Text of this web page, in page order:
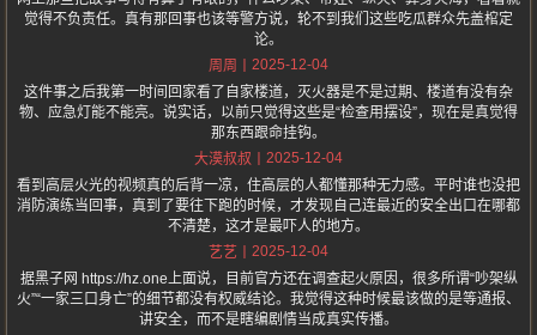
觉得不负责任。真有那回事也该等警方说，轮不到我们这些吃瓜群众先盖棺定
论。
周周
2025-12-04
这件事之后我第一时间回家看了自家楼道，灭火器是不是过期、楼道有没有杂
物、应急灯能不能亮。说实话，以前只觉得这些是“检查用摆设”，现在是真觉得
那东西跟命挂钩。
大漠叔叔
2025-12-04
看到高层火光的视频真的后背一凉，住高层的人都懂那种无力感。平时谁也没把
消防演练当回事，真到了要往下跑的时候，才发现自己连最近的安全出口在哪都
不清楚，这才是最吓人的地方。
艺艺
2025-12-04
据黑子网 https://hz.one上面说，目前官方还在调查起火原因，很多所谓“吵架纵
火”“一家三口身亡”的细节都没有权威结论。我觉得这种时候最该做的是等通报、
讲安全，而不是瞎编剧情当成真实传播。